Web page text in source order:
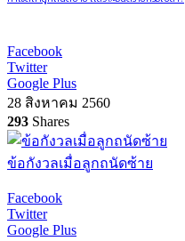
Facebook
Twitter
Google Plus
28 สิงหาคม 2560
293 Shares
ข้อกังวลเมื่อลูกถนัดซ้าย
Facebook
Twitter
Google Plus